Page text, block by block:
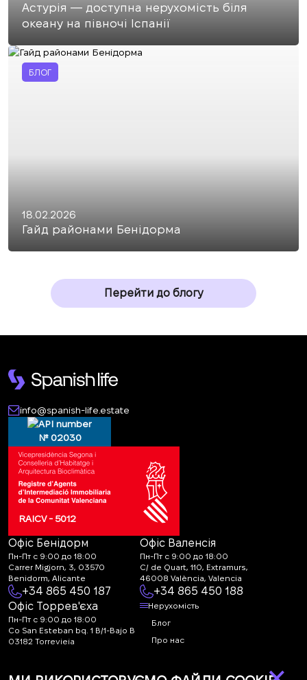
Астурія — доступна нерухомість біля
океану на півночі Іспанії
БЛОГ
18.02.2026
Гайд районами Бенідорма
Перейти до блогу
info@spanish-life.estate
№ 02030
RAICV - 5012
Офіс Бенідорм
Пн-Пт с 9:00 до 18:00
Carrer Migjorn, 3, 03570
Benidorm, Alicante
+34 865 450 187
Офіс Валенсія
Пн-Пт с 9:00 до 18:00
C/ de Quart, 110, Extramurs,
46008 València, Valencia
+34 865 450 188
Офіс Торрев'єха
Пн-Пт с 9:00 до 18:00
Co San Esteban bq. 1 B/1-Bajo B
03182 Torrevieja
Нерухомість
Блог
Про нас
Контакти